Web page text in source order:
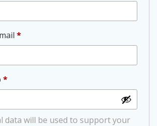
*Απαιτείται
*Απαιτείται
data will be used to support your